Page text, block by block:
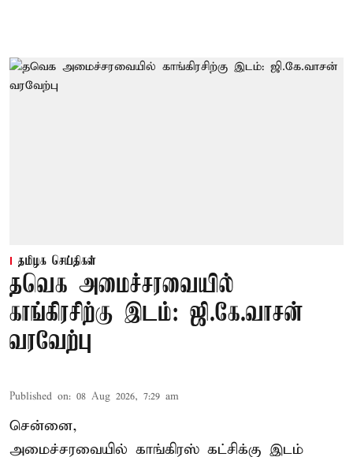
தமிழக செய்திகள்
தவெக அமைச்சரவையில்
காங்கிரசிற்கு இடம்: ஜி.கே.வாசன்
வரவேற்பு
Published on: 08 Aug 2026, 7:29 am
சென்னை,
அமைச்சரவையில் காங்கிரஸ் கட்சிக்கு இடம்